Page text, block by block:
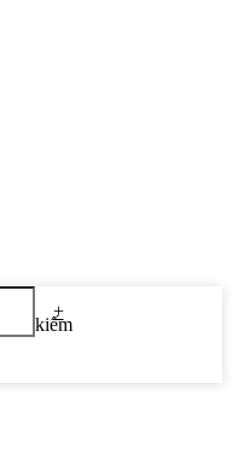
Tìm kiếm
+